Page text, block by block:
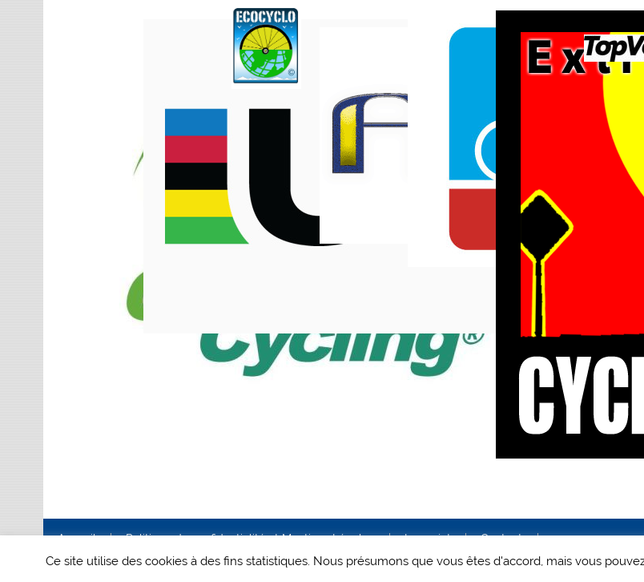
Accueil Politique de confidentialité et Mentions Légales Le projet Contact
Ce site utilise des cookies à des fins statistiques. Nous présumons que vous êtes d'accord, mais vous